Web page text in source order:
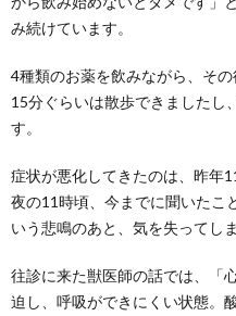
み続けています。
4種類のお薬を飲みながら、その
15分ぐらいは散歩できましたし
す。
症状が悪化してきたのは、昨年
夜の11時頃、今までに聞いたこ
いう悲鳴のあと、気を失ってし
往診に来た獣医師の話では、「
迫し、呼吸ができにくい状態。